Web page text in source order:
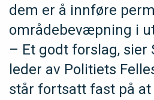
dem er å innføre
områdebevæpning i
– Et godt forslag, sier
leder av Politiets
står fortsatt fast på